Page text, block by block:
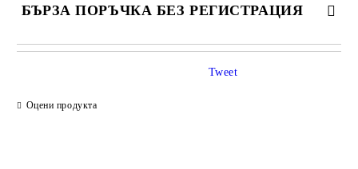
БЪРЗА ПОРЪЧКА БЕЗ РЕГИСТРАЦИЯ
Оцени продукта
Tweet